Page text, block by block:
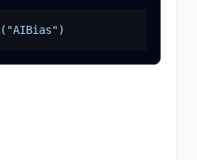
( "AIBias")